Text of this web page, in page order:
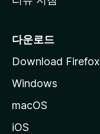
다운로드
Download Firefox
Windows
macOS
iOS